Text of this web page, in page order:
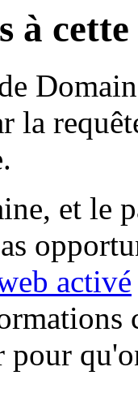
à
la
et le
activé
pour